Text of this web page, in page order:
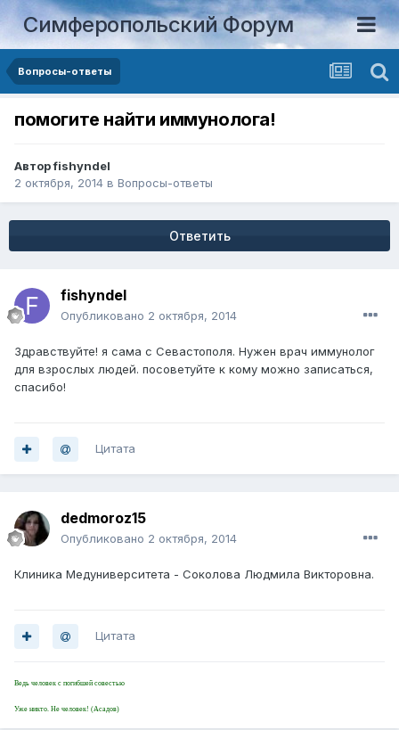
Симферопольский Форум
Вопросы-ответы
помогите найти иммунолога!
Авторfishyndel
2 октября, 2014 в Вопросы-ответы
Ответить
fishyndel
Опубликовано 2 октября, 2014
Здравствуйте! я сама с Севастополя. Нужен врач иммунолог
для взрослых людей. посоветуйте к кому можно записаться,
спасибо!
Цитата
dedmoroz15
Опубликовано 2 октября, 2014
Клиника Медуниверситета - Соколова Людмила Викторовна.
Цитата
Ведь человек с погибшей совестью
Уже никто. Не человек! (Асадов)